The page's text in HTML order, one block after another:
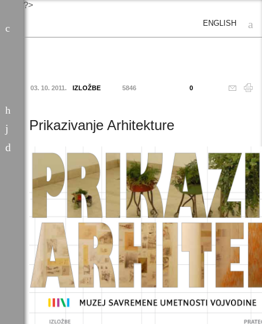
?>
ENGLISH
03. 10. 2011. IZLOŽBE 5846 0
Prikazivanje Arhitekture